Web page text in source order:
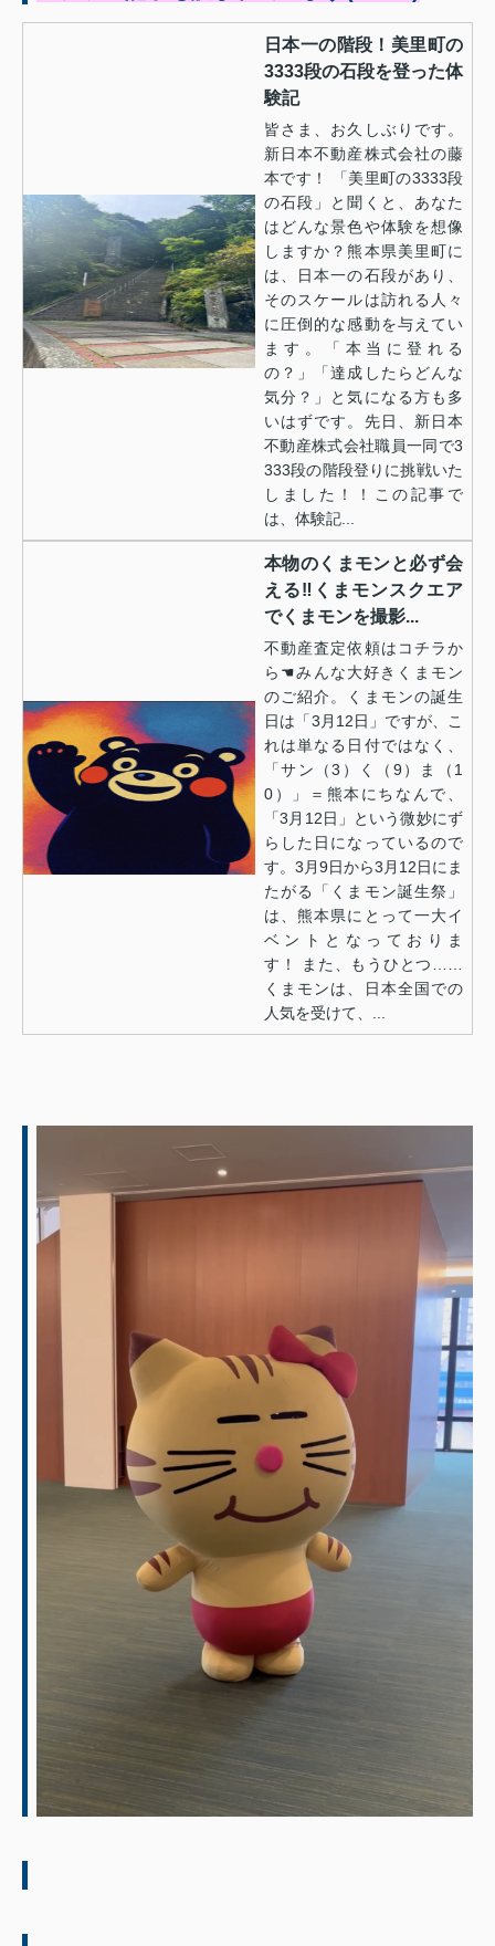
日本一の階段！美里町の
3333段の石段を登った体
験記
皆さま、お久しぶりです。
新日本不動産株式会社の藤
本です！ 「美里町の3333段
の石段」と聞くと、あなた
はどんな景色や体験を想像
しますか？熊本県美里町に
は、日本一の石段があり、
そのスケールは訪れる人々
に圧倒的な感動を与えてい
ます。「本当に登れる
の？」「達成したらどんな
気分？」と気になる方も多
いはずです。先日、新日本
不動産株式会社職員一同で3
333段の階段登りに挑戦いた
しました！！この記事で
は、体験記...
本物のくまモンと必ず会
える‼くまモンスクエア
でくまモンを撮影...
不動産査定依頼はコチラか
ら☚みんな大好きくまモン
のご紹介。くまモンの誕生
日は「3月12日」ですが、こ
れは単なる日付ではなく、
「サン（3）く（9）ま（1
0）」＝熊本にちなんで、
「3月12日」という微妙にず
らした日になっているので
す。3月9日から3月12日にま
たがる「くまモン誕生祭」
は、熊本県にとって一大イ
ベントとなっておりま
す！ また、もうひとつ……
くまモンは、日本全国での
人気を受けて、...